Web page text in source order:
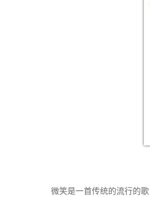
微笑是一首传统的流行的